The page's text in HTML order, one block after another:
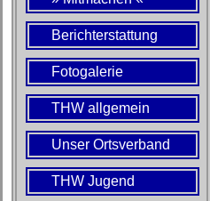
Berichterstattung
Fotogalerie
THW allgemein
Unser Ortsverband
THW Jugend